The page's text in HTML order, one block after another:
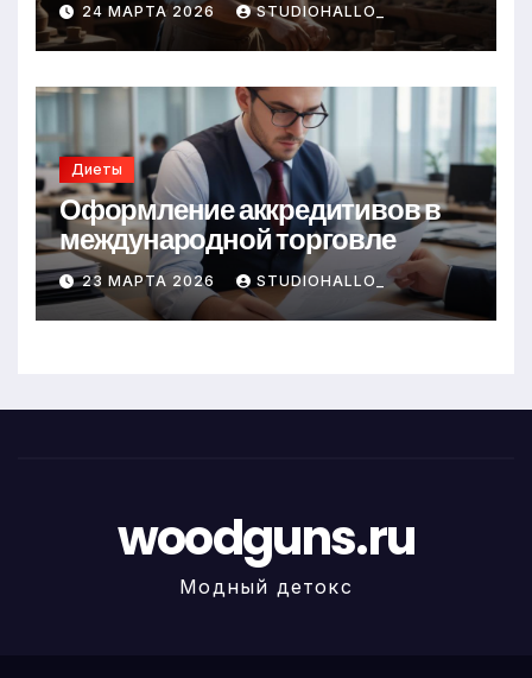
24 МАРТА 2026 STUDIOHALLO_
Диеты
Оформление аккредитивов в
международной торговле
23 МАРТА 2026 STUDIOHALLO_
woodguns.ru
Модный детокс